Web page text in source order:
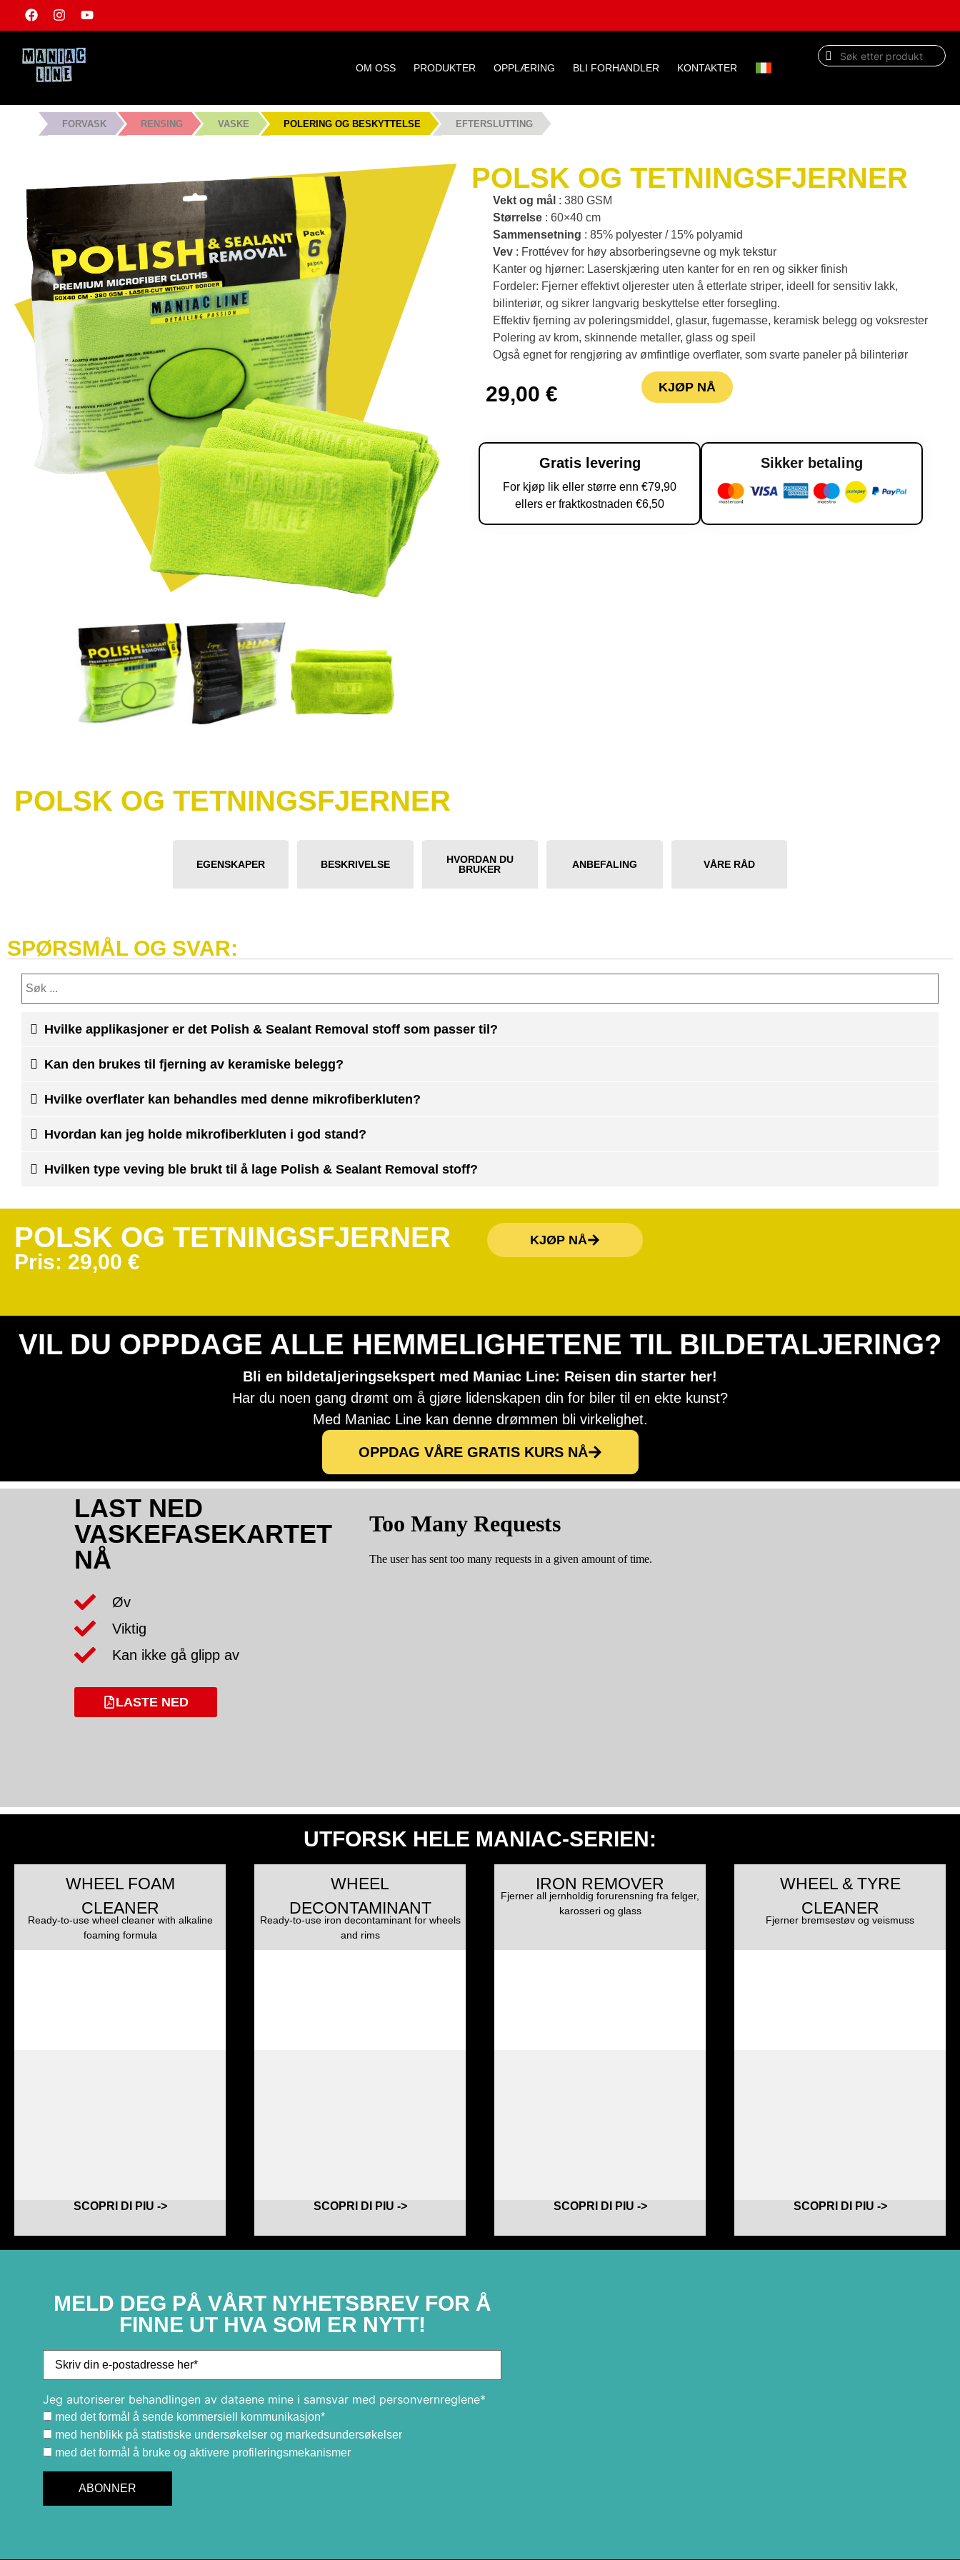
OM OSS PRODUKTER OPPLÆRING BLI FORHANDLER KONTAKTER
FORVASK RENSING VASKE POLERING OG BESKYTTELSE EFTERSLUTTING
POLSK OG TETNINGSFJERNER
Vekt og mål : 380 GSM
Størrelse : 60×40 cm
Sammensetning : 85% polyester / 15% polyamid
Vev : Frottévev for høy absorberingsevne og myk tekstur
Kanter og hjørner: Laserskjæring uten kanter for en ren og sikker finish
Fordeler: Fjerner effektivt oljerester uten å etterlate striper, ideell for sensitiv lakk,
bilinteriør, og sikrer langvarig beskyttelse etter forsegling.
Effektiv fjerning av poleringsmiddel, glasur, fugemasse, keramisk belegg og voksrester
Polering av krom, skinnende metaller, glass og speil
Også egnet for rengjøring av ømfintlige overflater, som svarte paneler på bilinteriør
29,00€ KJØP NÅ
Gratis levering
For kjøp lik eller større enn €79,90
ellers er fraktkostnaden €6,50
Sikker betaling
POLSK OG TETNINGSFJERNER
EGENSKAPER BESKRIVELSE
HVORDAN DU
BRUKER
ANBEFALING VÅRE RÅD
SPØRSMÅL OG SVAR:
Hvilke applikasjoner er det Polish & Sealant Removal stoff som passer til?
Kan den brukes til fjerning av keramiske belegg?
Hvilke overflater kan behandles med denne mikrofiberkluten?
Hvordan kan jeg holde mikrofiberkluten i god stand?
Hvilken type veving ble brukt til å lage Polish & Sealant Removal stoff?
POLSK OG TETNINGSFJERNER
Pris: 29,00 €
KJØP NÅ
VIL DU OPPDAGE ALLE HEMMELIGHETENE TIL BILDETALJERING?
Bli en bildetaljeringsekspert med Maniac Line: Reisen din starter her!
Har du noen gang drømt om å gjøre lidenskapen din for biler til en ekte kunst?
Med Maniac Line kan denne drømmen bli virkelighet.
OPPDAG VÅRE GRATIS KURS NÅ
LAST NED
VASKEFASEKARTET
NÅ
Øv
Viktig
Kan ikke gå glipp av
LASTE NED
UTFORSK HELE MANIAC-SERIEN:
WHEEL FOAM
CLEANER
Ready-to-use wheel cleaner with alkaline
foaming formula
SCOPRI DI PIU ->
WHEEL
DECONTAMINANT
Ready-to-use iron decontaminant for wheels
and rims
SCOPRI DI PIU ->
IRON REMOVER
Fjerner all jernholdig forurensning fra felger,
karosseri og glass
SCOPRI DI PIU ->
WHEEL & TYRE
CLEANER
Fjerner bremsestøv og veismuss
SCOPRI DI PIU ->
MELD DEG PÅ VÅRT NYHETSBREV FOR Å
FINNE UT HVA SOM ER NYTT!
Jeg autoriserer behandlingen av dataene mine i samsvar med personvernreglene*
med det formål å sende kommersiell kommunikasjon*
med henblikk på statistiske undersøkelser og markedsundersøkelser
med det formål å bruke og aktivere profileringsmekanismer